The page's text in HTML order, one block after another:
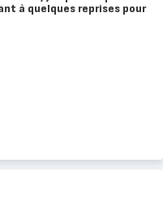
à quelques reprises pour